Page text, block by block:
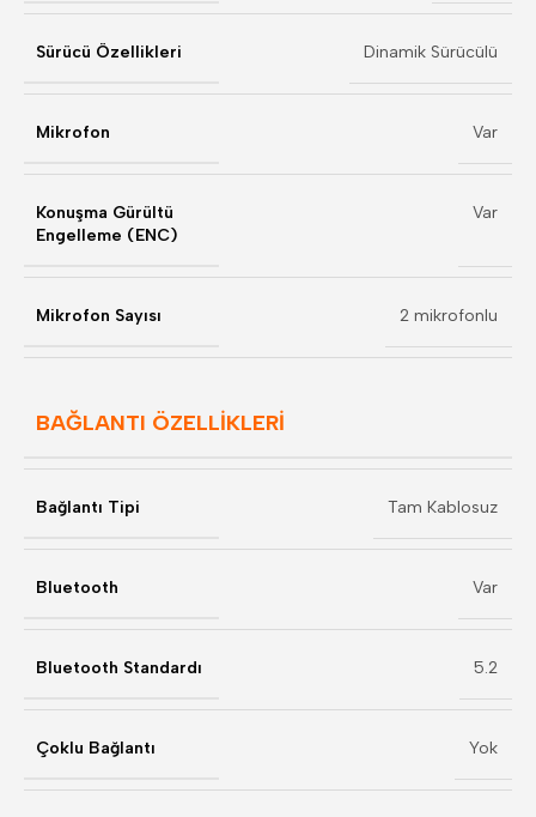
Sürücü Özellikleri Dinamik Sürücülü
Mikrofon Var
Konuşma Gürültü
Engelleme (ENC)
Var
Mikrofon Sayısı 2 mikrofonlu
BAĞLANTI ÖZELLİKLERİ
Bağlantı Tipi Tam Kablosuz
Bluetooth Var
Bluetooth Standardı 5.2
Çoklu Bağlantı Yok